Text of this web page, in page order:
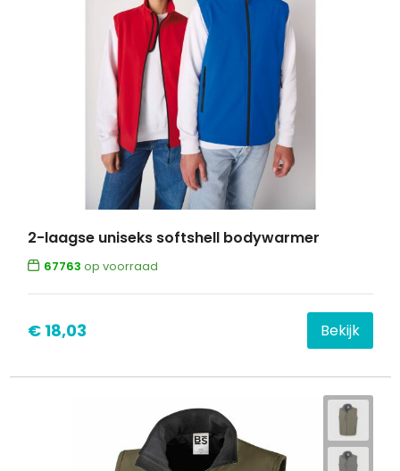
2-laagse uniseks softshell bodywarmer
67763 op voorraad
€ 18,03 Bekijk